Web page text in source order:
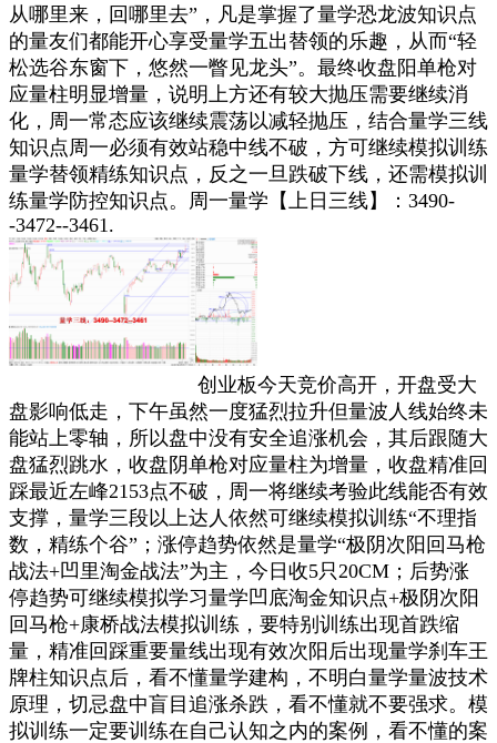
从哪里来，回哪里去”，凡是掌握了量学恐龙波知识点
的量友们都能开心享受量学五出替领的乐趣，从而“轻
松选谷东窗下，悠然一瞥见龙头”。最终收盘阳单枪对
应量柱明显增量，说明上方还有较大抛压需要继续消
化，周一常态应该继续震荡以减轻抛压，结合量学三线
知识点周一必须有效站稳中线不破，方可继续模拟训练
量学替领精练知识点，反之一旦跌破下线，还需模拟训
练量学防控知识点。周一量学【上日三线】：3490-
-3472--3461.
创业板今天竞价高开，开盘受大
盘影响低走，下午虽然一度猛烈拉升但量波人线始终未
能站上零轴，所以盘中没有安全追涨机会，其后跟随大
盘猛烈跳水，收盘阴单枪对应量柱为增量，收盘精准回
踩最近左峰2153点不破，周一将继续考验此线能否有效
支撑，量学三段以上达人依然可继续模拟训练“不理指
数，精练个谷”；涨停趋势依然是量学“极阴次阳回马枪
战法+凹里淘金战法”为主，今日收5只20CM；后势涨
停趋势可继续模拟学习量学凹底淘金知识点+极阴次阳
回马枪+康桥战法模拟训练，要特别训练出现首跌缩
量，精准回踩重要量线出现有效次阳后出现量学刹车王
牌柱知识点后，看不懂量学建构，不明白量学量波技术
原理，切忌盘中盲目追涨杀跌，看不懂就不要强求。模
拟训练一定要训练在自己认知之内的案例，看不懂的案